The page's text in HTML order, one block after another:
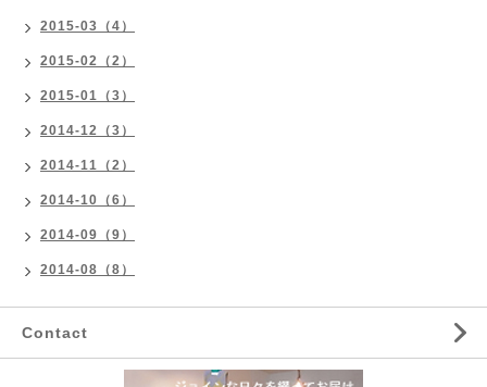
2015-03（4）
2015-02（2）
2015-01（3）
2014-12（3）
2014-11（2）
2014-10（6）
2014-09（9）
2014-08（8）
Contact